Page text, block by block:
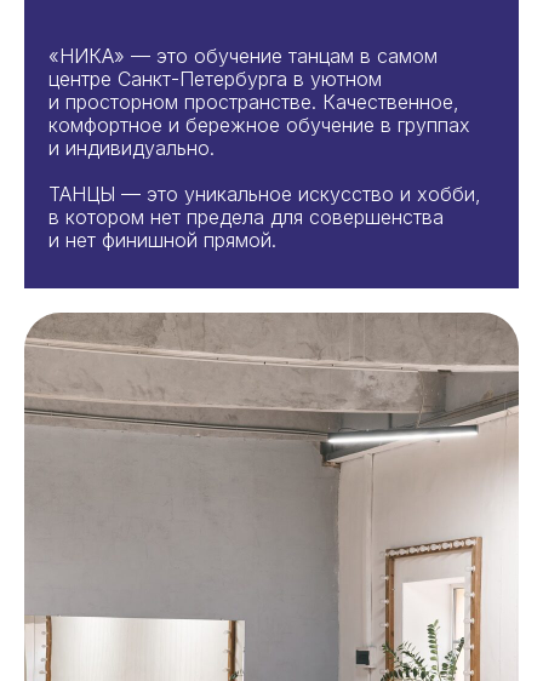
«НИКА» — это обучение танцам в самом
центре Санкт-Петербурга в уютном
и просторном пространстве. Качественное,
комфортное и бережное обучение в группах
и индивидуально.
ТАНЦЫ — это уникальное искусство и хобби,
в котором нет предела для совершенства
и нет финишной прямой.